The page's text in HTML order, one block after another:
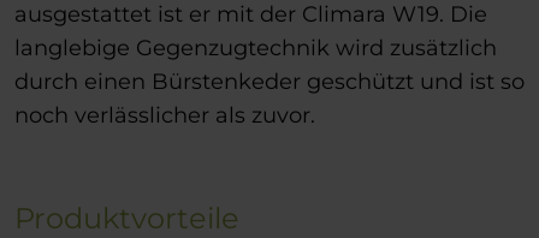
ausgestattet ist er mit der Climara W19. Die
langlebige Gegenzugtechnik wird zusätzlich
durch einen Bürstenkeder geschützt und ist so
noch verlässlicher als zuvor.
Produktvorteile